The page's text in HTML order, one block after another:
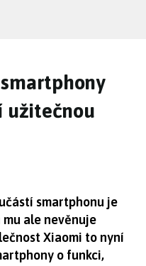
užitečnou
smartphonu je
ale nevěnuje
Xiaomi to nyní
o funkci,